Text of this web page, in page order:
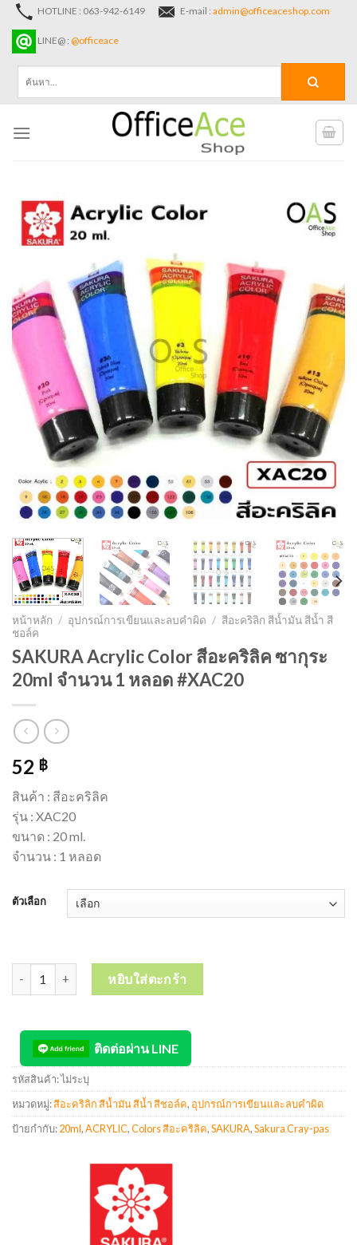
Skip
content
HOTLINE : 063-942-6149 E-mail : admin@officeaceshop.com
LINE@ : @officeace
หน้าหลัก / อุปกรณ์การเขียนและลบคำผิด / สีอะคริลิก สีน้ำมัน สีน้ำ สี
ชอล์ค
SAKURA Acrylic Color สีอะคริลิค ซากุระ
20ml จำนวน 1 หลอด #XAC20
52 ฿
สินค้า : สีอะคริลิค
รุ่น : XAC20
ขนาด : 20 ml.
จำนวน : 1 หลอด
ตัวเลือก
จำนวน SAKURA Acrylic Color สีอะคริลิค ซากุระ 20ml จำนวน 1 หล
หยิบใส่ตะกร้า
ติดต่อผ่าน LINE
รหัสสินค้า:ไม่ระบุ
หมวดหมู่:สีอะคริลิก สีน้ำมัน สีน้ำ สีชอล์ค, อุปกรณ์การเขียนและลบคำผิด
ป้ายกำกับ:20ml,ACRYLIC,Colors สีอะคริลิค,SAKURA,Sakura Cray-pas